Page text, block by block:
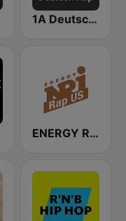
1A Deutsch Rap
ENERGY Rap US